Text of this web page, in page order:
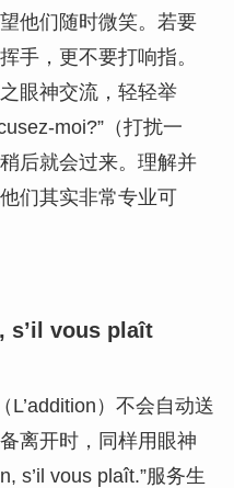
他们随时微笑。若要
手，更不要打响指。
眼神交流，轻轻举
moi?”（打扰一
后就会过来。理解并
们其实非常专业可
s’il vous plaît
L’addition）不会自动送
离开时，同样用眼神
s’il vous plaît.”服务生